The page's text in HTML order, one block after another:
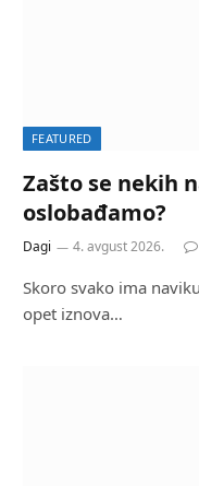
FEATURED
Zašto se nekih
oslobađamo?
Dagi 4. avgust 2026.
Skoro svako ima
opet iznova…